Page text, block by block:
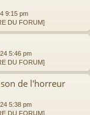
9:15 pm
DU FORUM]
5:46 pm
DU FORUM]
de l'horreur
5:38 pm
DU FORUM]